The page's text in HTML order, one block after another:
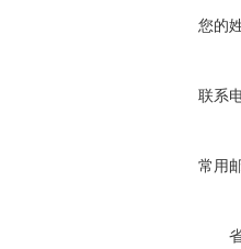
您的
联系
常用